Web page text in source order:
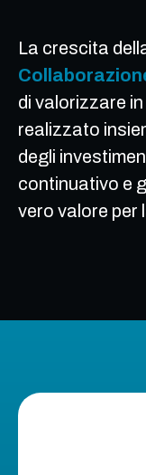
La crescita
di valorizzare
realizzato
degli
continuativo e
vero valore per